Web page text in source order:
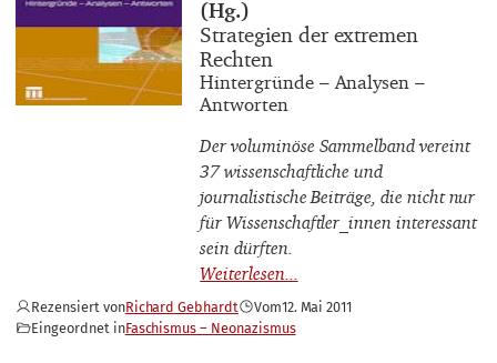
(Hg.)
Buchtitel
Strategien der extremen
Rechten
Buchuntertitel
Hintergründe – Analysen –
Antworten
Der voluminöse Sammelband vereint
37 wissenschaftliche und
journalistische Beiträge, die nicht nur
für Wissenschaftler_innen interessant
sein dürften.
Rezensiert vonRichard Gebhardt Vom12. Mai 2011
Eingeordnet inFaschismus – Neonazismus